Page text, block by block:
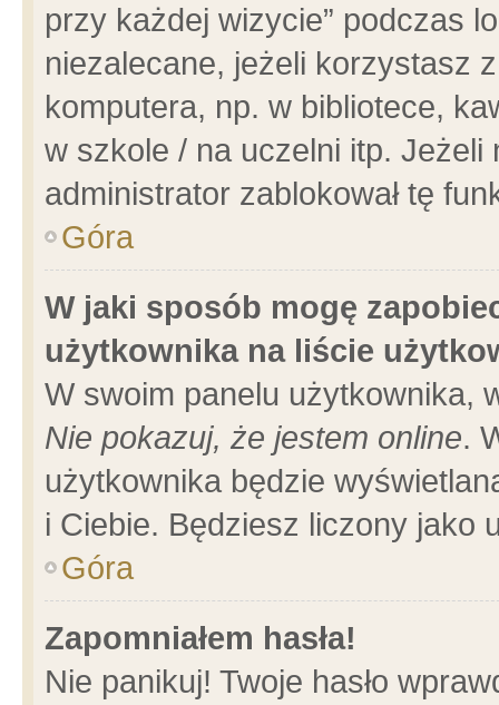
przy każdej wizycie” podczas
niezalecane, jeżeli korzystasz
komputera, np. w bibliotece,
w szkole / na uczelni itp.
administrator zablokował tę
Góra
W jaki sposób mogę
użytkownika na liście
W swoim panelu użytkownika,
Nie pokazuj, że jestem online.
użytkownika będzie
i Ciebie. Będziesz liczony jako
Góra
Zapomniałem hasła!
Nie panikuj! Twoje hasło